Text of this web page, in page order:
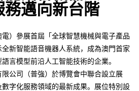
務邁向新台階
）參展首屆「全球智慧機械與電子產品
新智能語音機器人系統，成為澳門首家
言模型前沿人工智能技術的企業。
公司（普強）於博覽會中聯合設立展
字化服務領域的最新成果。展位特別設